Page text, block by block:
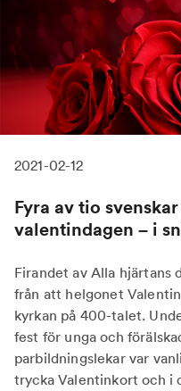
2021-02-12
Fyra av tio
valentindagen – i
Firandet av Alla hjärtans
från att helgonet
kyrkan på 400-talet.
fest för unga och
parbildningslekar var
trycka Valentinkort och i